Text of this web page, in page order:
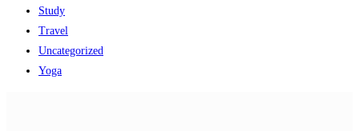
Study
Travel
Uncategorized
Yoga